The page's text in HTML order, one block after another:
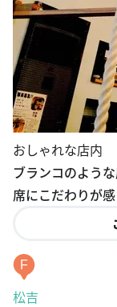
おしゃれな店内
ブランコのような
席にこだわりが
松吉
京都府京都市